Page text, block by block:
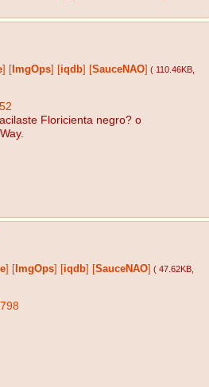
ImgOps iqdb SauceNAO ( 110.46KB
Floricienta negro? o
ImgOps iqdb SauceNAO ( 47.62KB